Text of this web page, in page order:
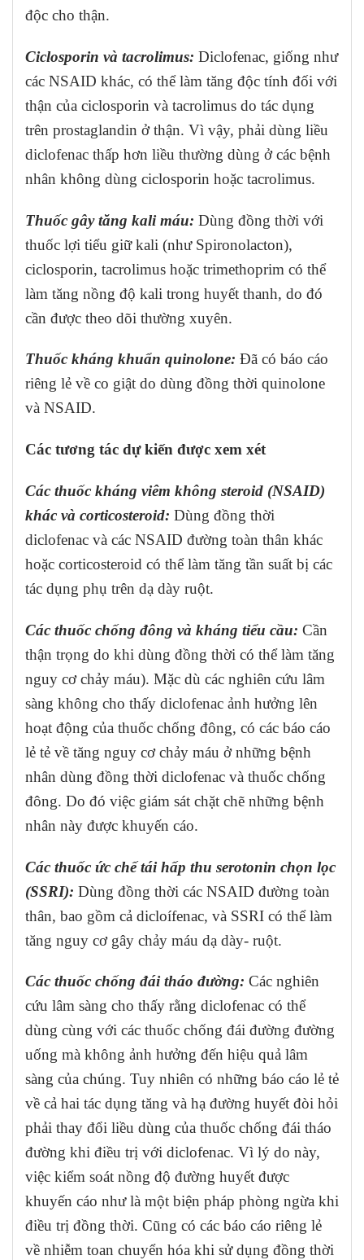
độc cho thận.
Ciclosporin và tacrolimus: Diclofenac, giống như
các NSAID khác, có thể làm tăng độc tính đối với
thận của ciclosporin và tacrolimus do tác dụng
trên prostaglandin ở thận. Vì vậy, phải dùng liều
diclofenac thấp hơn liều thường dùng ở các bệnh
nhân không dùng ciclosporin hoặc tacrolimus.
Thuốc gây tăng kali máu: Dùng đồng thời với
thuốc lợi tiểu giữ kali (như Spironolacton),
ciclosporin, tacrolimus hoặc trimethoprim có thể
làm tăng nồng độ kali trong huyết thanh, do đó
cần được theo dõi thường xuyên.
Thuốc kháng khuẩn quinolone: Đã có báo cáo
riêng lẻ về co giật do dùng đồng thời quinolone
và NSAID.
Các tương tác dự kiến được xem xét
Các thuốc kháng viêm không steroid (NSAID)
khác và corticosteroid: Dùng đồng thời
diclofenac và các NSAID đường toàn thân khác
hoặc corticosteroid có thể làm tăng tần suất bị các
tác dụng phụ trên dạ dày ruột.
Các thuốc chống đông và kháng tiểu cầu: Cần
thận trọng do khi dùng đồng thời có thể làm tăng
nguy cơ chảy máu). Mặc dù các nghiên cứu lâm
sàng không cho thấy diclofenac ảnh hưởng lên
hoạt động của thuốc chống đông, có các báo cáo
lẻ tẻ về tăng nguy cơ chảy máu ở những bệnh
nhân dùng đồng thời diclofenac và thuốc chống
đông. Do đó việc giám sát chặt chẽ những bệnh
nhân này được khuyến cáo.
Các thuốc ức chế tái hấp thu serotonin chọn lọc
(SSRI): Dùng đồng thời các NSAID đường toàn
thân, bao gồm cả dicloífenac, và SSRI có thể làm
tăng nguy cơ gây chảy máu dạ dày- ruột.
Các thuốc chống đái tháo đường: Các nghiên
cứu lâm sàng cho thấy rằng diclofenac có thể
dùng cùng với các thuốc chống đái đường đường
uống mà không ảnh hưởng đến hiệu quả lâm
sàng của chúng. Tuy nhiên có những báo cáo lẻ tẻ
về cả hai tác dụng tăng và hạ đường huyết đòi hỏi
phải thay đổi liều dùng của thuốc chống đái tháo
đường khi điều trị với diclofenac. Vì lý do này,
việc kiểm soát nồng độ đường huyết được
khuyến cáo như là một biện pháp phòng ngừa khi
điều trị đồng thời. Cũng có các báo cáo riêng lẻ
về nhiễm toan chuyển hóa khi sử dụng đồng thời